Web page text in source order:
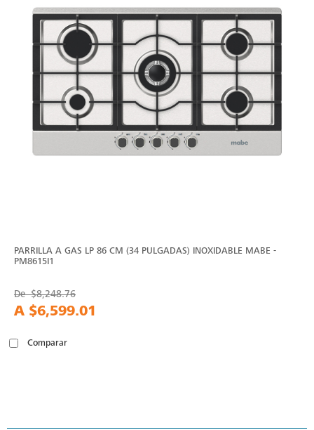
PARRILLA A GAS LP 86 CM (34 PULGADAS) INOXIDABLE MABE -
PM8615I1
De$8,248.76
A $6,599.01
Comparar